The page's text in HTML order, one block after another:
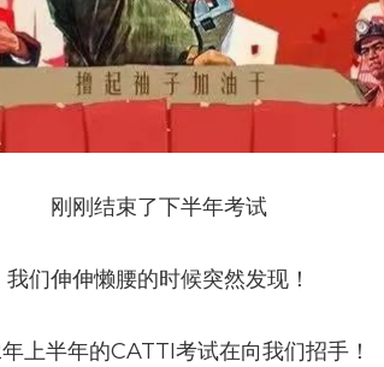
刚刚结束了下半年考试
我们伸伸懒腰的时候突然发现！
上半年的CATTI考试在向我们招手！